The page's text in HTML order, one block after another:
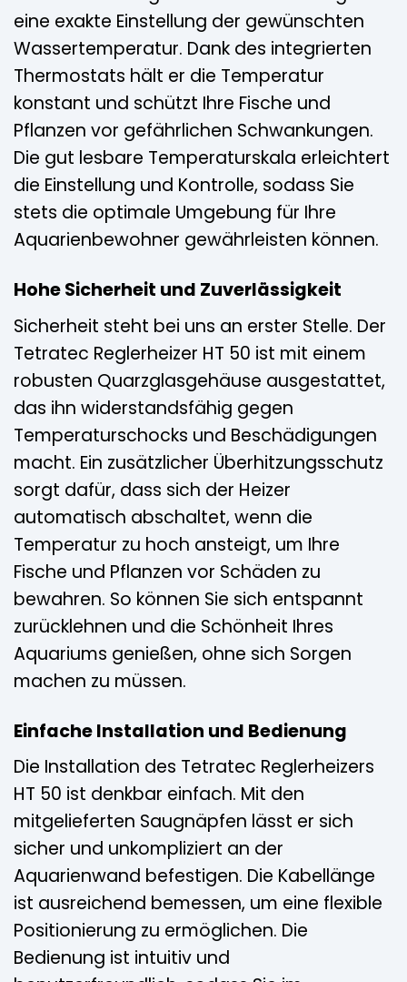
eine exakte Einstellung der gewünschten
Wassertemperatur. Dank des integrierten
Thermostats hält er die Temperatur
konstant und schützt Ihre Fische und
Pflanzen vor gefährlichen Schwankungen.
Die gut lesbare Temperaturskala erleichtert
die Einstellung und Kontrolle, sodass Sie
stets die optimale Umgebung für Ihre
Aquarienbewohner gewährleisten können.
Hohe Sicherheit und Zuverlässigkeit
Sicherheit steht bei uns an erster Stelle. Der
Tetratec Reglerheizer HT 50 ist mit einem
robusten Quarzglasgehäuse ausgestattet,
das ihn widerstandsfähig gegen
Temperaturschocks und Beschädigungen
macht. Ein zusätzlicher Überhitzungsschutz
sorgt dafür, dass sich der Heizer
automatisch abschaltet, wenn die
Temperatur zu hoch ansteigt, um Ihre
Fische und Pflanzen vor Schäden zu
bewahren. So können Sie sich entspannt
zurücklehnen und die Schönheit Ihres
Aquariums genießen, ohne sich Sorgen
machen zu müssen.
Einfache Installation und Bedienung
Die Installation des Tetratec Reglerheizers
HT 50 ist denkbar einfach. Mit den
mitgelieferten Saugnäpfen lässt er sich
sicher und unkompliziert an der
Aquarienwand befestigen. Die Kabellänge
ist ausreichend bemessen, um eine flexible
Positionierung zu ermöglichen. Die
Bedienung ist intuitiv und